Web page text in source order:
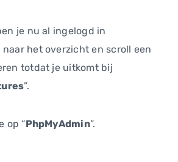
je nu al ingelogd in
naar het overzicht en scroll een
totdat je uitkomt bij
”.
op “PhpMyAdmin”.